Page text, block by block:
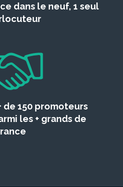
dans le neuf, 1 seul
de 150 promoteurs
les + grands de